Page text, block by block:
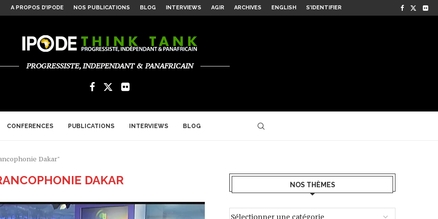
ASYMÉTRIQUE...
A PROPOS D’IPODE NOS PUBLICATIONS BLOG INTERVIEWS AGIR ARCHIVES ENGLISH S’IDENTIFIER
PROGRESSISTE, INDEPENDANT & PANAFRICAIN
CONFERENCES PUBLICATIONS INTERVIEWS BLOG
Dakar"
DAKAR NOS THÈMES